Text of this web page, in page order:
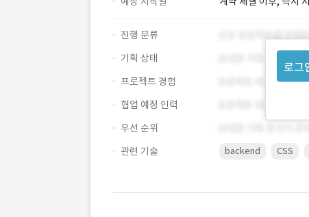
로그
진행 분류
기획 상태
프로젝트 경험
협업 예정 인력
우선 순위
관련 기술
backend CSS